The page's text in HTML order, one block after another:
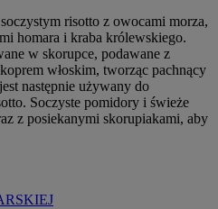
risotto z owocami morza,
homara i kraba królewskiego.
w skorupce, podawane z
włoskim, tworząc pachnący
następnie używany do
Soczyste pomidory i świeże
z posiekanymi skorupiakami, aby